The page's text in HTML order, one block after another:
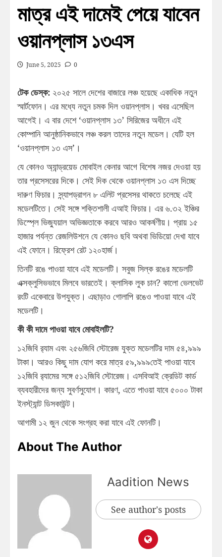
মাত্র এই দামেই পেয়ে যাবেন
ওয়ানপ্লাস ১৩এস
June 5, 2025 0
টেক ডেস্ক: ২০২৫ সালে দেশের বাজারে লঞ্চ হয়েছে একাধিক নতুন
স্মার্টফোন। এর মধ্যে নতুন চমক দিল ওয়ানপ্লাস। খবর এসেছিল
আগেই। এ বার দেশে ‘ওয়ানপ্লাস ১৩’ সিরিজের অধীনে এই
কোম্পানি আনুষ্ঠানিকভাবে লঞ্চ করল তাদের নতুন মডেল। যেটি হল
‘ওয়ানপ্লাস ১৩ এস’।
যে কোনও অ্যান্ড্রয়েড মোবাইল কেনার আগে বিশেষ নজর দেওয়া হয়
তার প্রসেসরের দিকে। সেই দিক থেকে ওয়ানপ্লাস ১৩ এস দিচ্ছে
দারুণ ফিচার। স্ন্যাপড্রাগন ৮ এলিট প্রসেসর থাকতে চলেছে এই
মডেলটিতে। সেই সঙ্গে শক্তিশালী এআই ফিচার। এর ৬.৩২ ইঞ্চির
ডিস্প্লে ভিজ্যুয়াল অভিজ্ঞতাকে করবে আরও আকর্ষণীয়। প্রায় ১৫
হাজার পর্যন্ত রেজলিউশনে যে কোনও ছবি অথবা ভিডিয়ো দেখা যাবে
এই ফোনে। রিফ্রেশ রেট ১২০হার্জ।
তিনটি রঙে পাওয়া যাবে এই মডেলটি। সবুজ সিল্ক রঙের মডেলটি
এক্সক্লুসিভভাবে মিলবে ভারতেই। ক্লাসিক লুক চান? কালো ভেলভেট
রংটি একেবারে উপযুক্ত। এছাড়াও গোলাপি রঙেও পাওয়া যাবে এই
মডেলটি।
কী কী দামে পাওয়া যাবে মোবাইলটি?
১২জিবি র‍্যাম এবং ২৫৬জিবি স্টোরেজ যুক্ত মডেলটির দাম ৫৪,৯৯৯
টাকা। আরও কিছু দাম যোগ করে মাত্র ৫৯,৯৯৯তেই পাওয়া যাবে
১২জিবি র‍্যামের সঙ্গে ৫১২জিবি স্টোরেজ। এসবিআই ক্রেডিট কার্ড
ব্যবহারীদের জন্য সুবর্ণসুযোগ। কারণ, এতে পাওয়া যাবে ৫০০০ টাকা
ইনস্ট্যান্ট ডিসকাউন্ট।
আগামী ১২ জুন থেকে সংগ্রহ করা যাবে এই ফোনটি।
About The Author
Aadition News
See author's posts